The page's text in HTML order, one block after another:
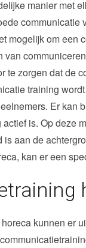
manier met
mogelijk om een
te zorgen dat de
training
Er kan
is. Op deze
aan de
kan er een
kunnen er